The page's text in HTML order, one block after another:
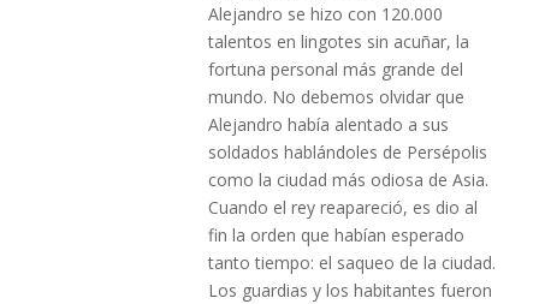
Alejandro se hizo con 120.000
talentos en lingotes sin acuñar, la
fortuna personal más grande del
mundo. No debemos olvidar que
Alejandro había alentado a sus
soldados hablándoles de Persépolis
como la ciudad más odiosa de Asia.
Cuando el rey reapareció, es dio al
fin la orden que habían esperado
tanto tiempo: el saqueo de la ciudad.
Los guardias y los habitantes fueron